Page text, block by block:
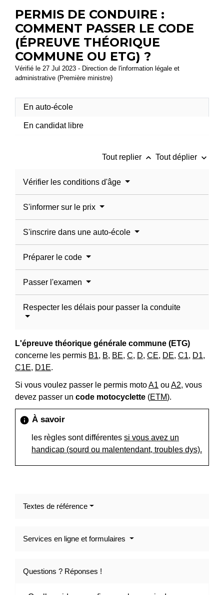
PERMIS DE CONDUIRE :
COMMENT PASSER LE CODE
(ÉPREUVE THÉORIQUE
COMMUNE OU ETG) ?
Vérifié le 27 Jul 2023 - Direction de l'information légale et
administrative (Première ministre)
En auto-école
En candidat libre
Tout replier keyboard_arrow_up Tout déplier keyboard_arrow_down
Vérifier les conditions d'âge
S'informer sur le prix
S'inscrire dans une auto-école
Préparer le code
Passer l'examen
Respecter les délais pour passer la conduite
L'épreuve théorique générale commune (ETG)
concerne les permis B1, B, BE, C, D, CE, DE, C1, D1,
C1E, D1E.
Si vous voulez passer le permis motoA1 ou A2, vous
devez passer un code motocyclette (ETM).
info À savoir
les règles sont différentes si vous avez un
handicap (sourd ou malentendant, troubles dys).
Textes de référence
Services en ligne et formulaires
Questions ? Réponses !